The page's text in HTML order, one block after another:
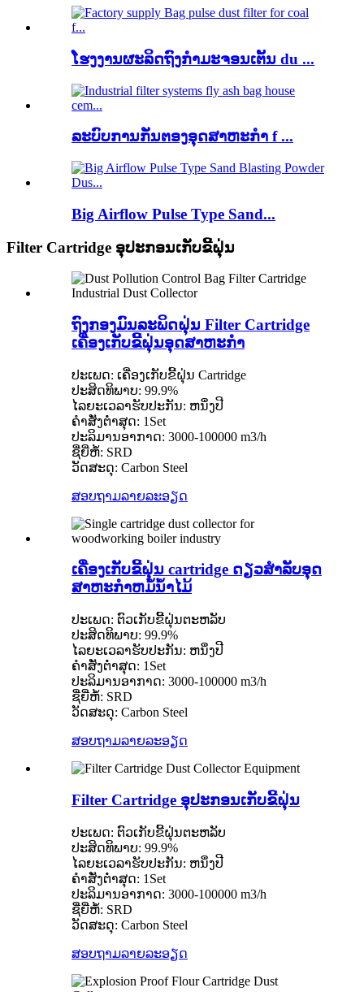
ໂຮງງານຜະລິດຖົງກໍາມະຈອນເຕັ້ນ du ...
ລະບົບການກັ່ນຕອງອຸດສາຫະກໍາ f ...
Big Airflow Pulse Type Sand...
Filter Cartridge ອຸປະກອນເກັບຂີ້ຝຸ່ນ
ຖົງກອງມົນລະພິດຝຸ່ນ Filter Cartridge
ເຄື່ອງເກັບຂີ້ຝຸ່ນອຸດສາຫະກໍາ
ປະເພດ: ເຄື່ອງເກັບຂີ້ຝຸ່ນ Cartridge
ປະສິດທິພາບ: 99.9%
ໄລຍະເວລາຮັບປະກັນ: ຫນຶ່ງປີ
ຄໍາສັ່ງຕໍ່າສຸດ: 1Set
ປະລິມານອາກາດ: 3000-100000 m3/h
ຊື່ຍີ່ຫໍ້: SRD
ວັດສະດຸ: Carbon Steel
ສອບຖາມລາຍລະອຽດ
ເຄື່ອງເກັບຂີ້ຝຸ່ນ cartridge ດຽວສໍາລັບອຸດ
ສາຫະກໍາຫມໍ້ນ້ໍາໄມ້
ປະເພດ: ຕົວເກັບຂີ້ຝຸ່ນຕະຫລັບ
ປະສິດທິພາບ: 99.9%
ໄລຍະເວລາຮັບປະກັນ: ຫນຶ່ງປີ
ຄໍາສັ່ງຕໍ່າສຸດ: 1Set
ປະລິມານອາກາດ: 3000-100000 m3/h
ຊື່ຍີ່ຫໍ້: SRD
ວັດສະດຸ: Carbon Steel
ສອບຖາມລາຍລະອຽດ
Filter Cartridge ອຸປະກອນເກັບຂີ້ຝຸ່ນ
ປະເພດ: ຕົວເກັບຂີ້ຝຸ່ນຕະຫລັບ
ປະສິດທິພາບ: 99.9%
ໄລຍະເວລາຮັບປະກັນ: ຫນຶ່ງປີ
ຄໍາສັ່ງຕໍ່າສຸດ: 1Set
ປະລິມານອາກາດ: 3000-100000 m3/h
ຊື່ຍີ່ຫໍ້: SRD
ວັດສະດຸ: Carbon Steel
ສອບຖາມລາຍລະອຽດ